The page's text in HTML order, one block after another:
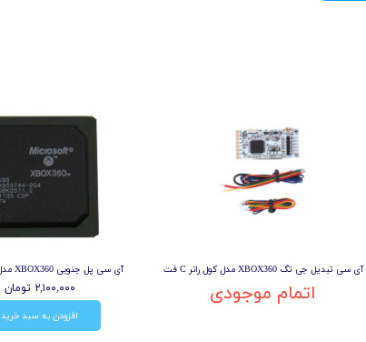
آی سی تبدیل جی تگ XBOX360 مدل کول رانر C فت
اتمام موجودی
آی سی پل جنوبی XBOX360 مدل کرونا KSB
۲,۱۰۰,۰۰۰ تومان
افزودن به سبد خرید